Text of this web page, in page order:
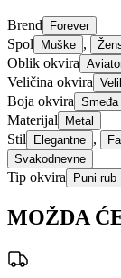
Brend Forever
Spol Muške ,
Oblik okvira
Veličina okvira
Boja okvira Smeđa
Materijal Metal
Stil Elegantne ,
Svakodnevne
Tip okvira Puni rub
MOŽDA